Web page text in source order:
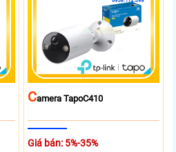
CAmera TapoC410
Giá bán: 5%-35%